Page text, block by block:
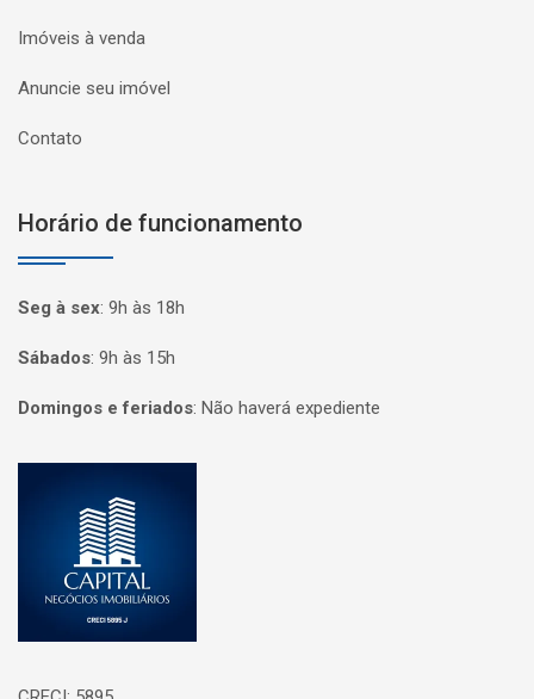
Imóveis à venda
Anuncie seu imóvel
Contato
Horário de funcionamento
Seg à sex: 9h às 18h
Sábados: 9h às 15h
Domingos e feriados: Não haverá expediente